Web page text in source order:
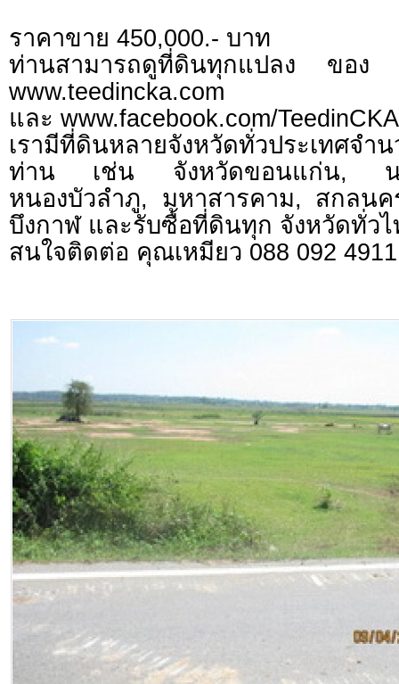
ราคาขาย 450,000.- บาท
ท่านสามารถดูที่ดินทุกแปลง ของ
www.teedincka.com
และ www.facebook.com/TeedinCKA
เรามีที่ดินหลายจังหวัดทั่วประเทศจำ
ท่าน เช่น จังหวัดขอนแก่น, นค
หนองบัวลำภู, มหาสารคาม, สกลน
บึงกาฬ และรับซื้อที่ดินทุก จังหวัดทั่วไ
สนใจติดต่อ คุณเหมียว 088 092 4911